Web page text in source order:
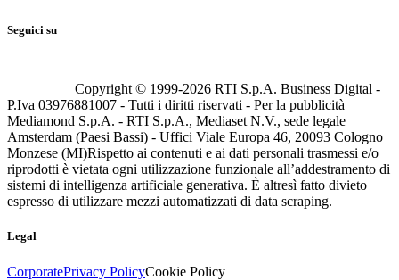
Seguici su
Copyright © 1999-2026 RTI S.p.A. Business Digital -
P.Iva 03976881007 - Tutti i diritti riservati - Per la pubblicità
Mediamond S.p.A. - RTI S.p.A., Mediaset N.V., sede legale
Amsterdam (Paesi Bassi) - Uffici Viale Europa 46, 20093 Cologno
Monzese (MI)Rispetto ai contenuti e ai dati personali trasmessi e/o
riprodotti è vietata ogni utilizzazione funzionale all’addestramento di
sistemi di intelligenza artificiale generativa. È altresì fatto divieto
espresso di utilizzare mezzi automatizzati di data scraping.
Legal
CorporatePrivacy PolicyCookie Policy